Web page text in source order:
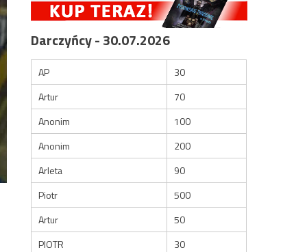
Darczyńcy - 30.07.2026
AP
30
Artur
70
Anonim
100
Anonim
200
Arleta
90
Piotr
500
Artur
50
PIOTR
30